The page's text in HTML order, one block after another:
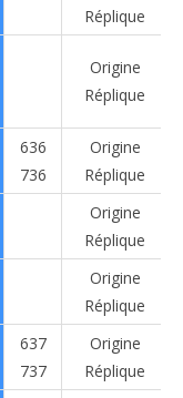
Réplique
Origine
Réplique
636
736
Origine
Réplique
Origine
Réplique
Origine
Réplique
637
737
Origine
Réplique